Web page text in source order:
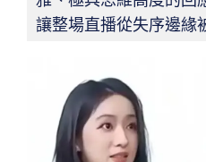
讓整場直播從失序邊緣